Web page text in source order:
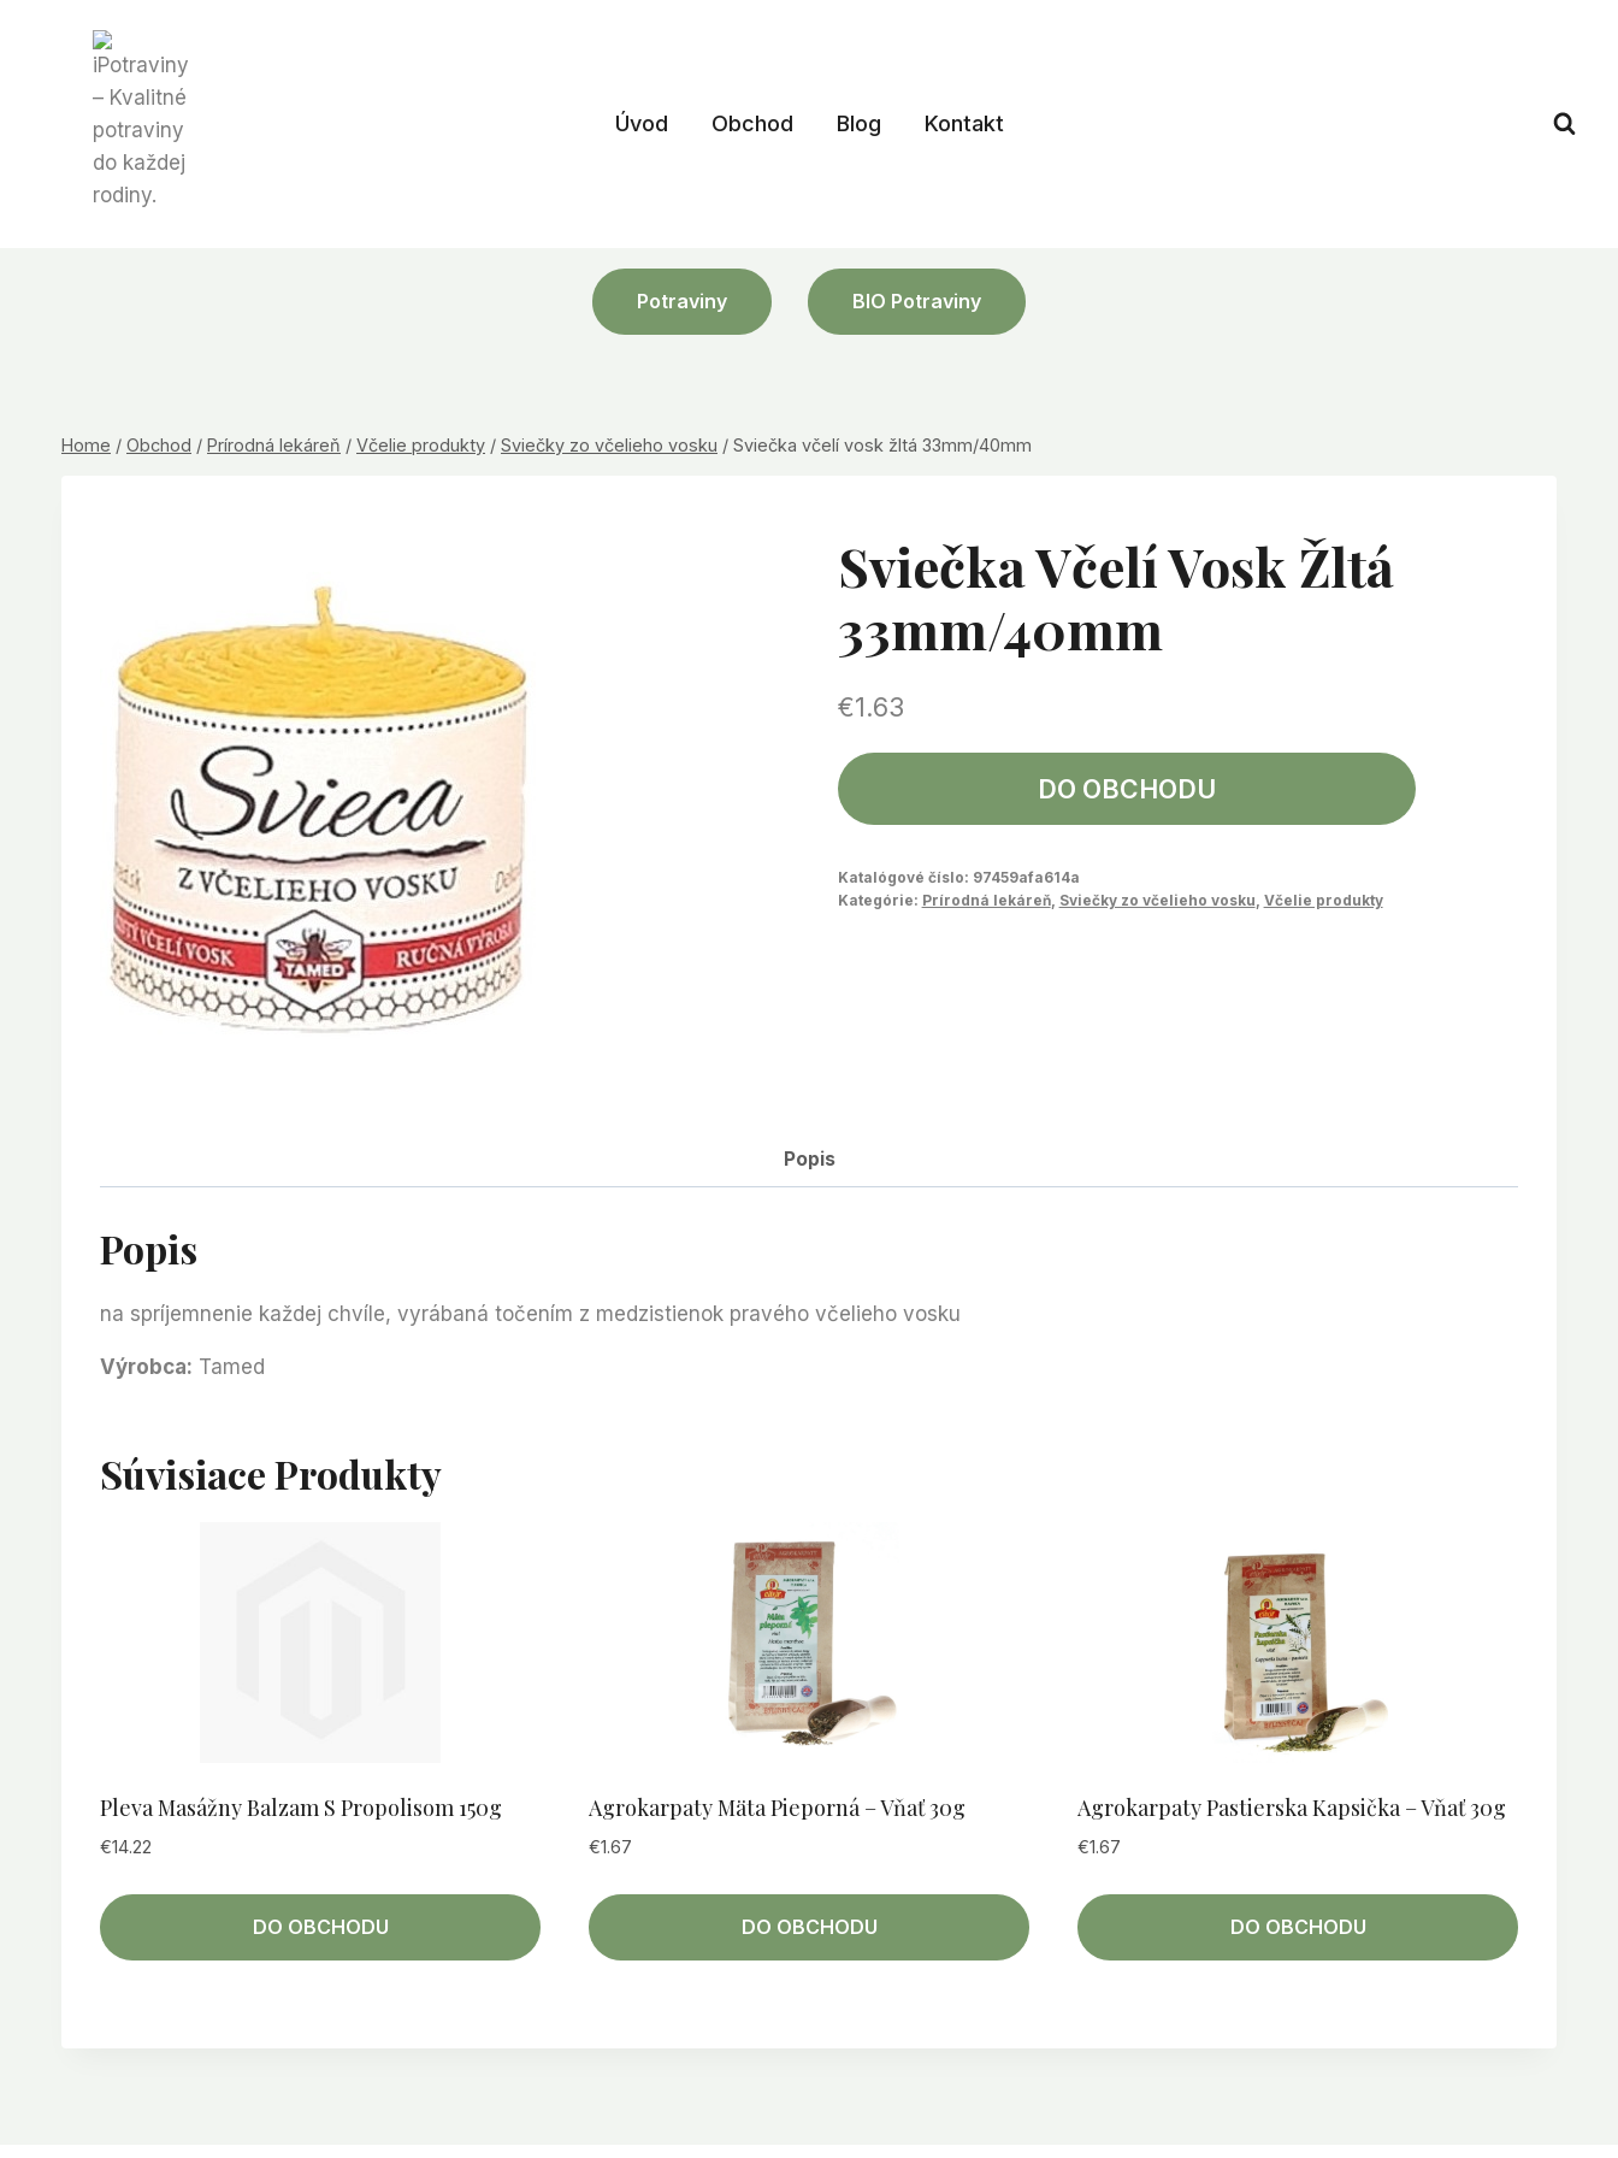
Úvod Obchod Blog Kontakt
Potraviny BIO Potraviny
Home / Obchod / Prírodná lekáreň / Včelie produkty / Sviečky zo včelieho vosku / Sviečka včelí vosk žltá 33mm/40mm
Sviečka Včelí Vosk Žltá
33mm/40mm
€1.63
DO OBCHODU
Katalógové číslo: 97459afa614a
Kategórie: Prírodná lekáreň, Sviečky zo včelieho vosku Včelie produkty
Popis
Popis
na spríjemnenie každej chvíle, vyrábaná točením z medzistienok pravého včelieho vosku
Výrobca: Tamed
Súvisiace Produkty
Pleva Masážny Balzam S Propolisom 150g
€14.22
DO OBCHODU
Agrokarpaty Mäta Pieporná – Vňať 30g
€1.67
DO OBCHODU
Agrokarpaty Pastierska Kapsička – Vňať 30g
€1.67
DO OBCHODU